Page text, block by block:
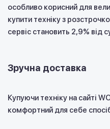
особливо корисний для
купити техніку з
сервіс становить 2,9% від
Зручна доставка
Купуючи техніку на сайті
комфортний для себе